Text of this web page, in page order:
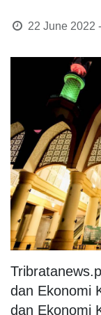
22 June 2022
dan Ekonomi
dan Ekonomi